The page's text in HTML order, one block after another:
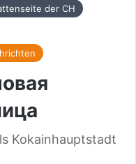
der CH
Kokainhauptstadt